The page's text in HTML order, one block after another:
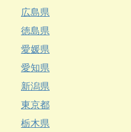
広島県
徳島県
愛媛県
愛知県
新潟県
東京都
栃木県